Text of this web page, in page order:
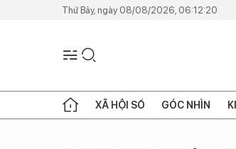
Thứ Bảy, ngày 08/08/2026, 06:12:20
XÃ HỘI SỐ GÓC NHÌN